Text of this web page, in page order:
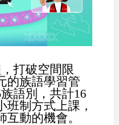
打破空間限
的族語學習管
語別，共計16
班制方式上課，
動的機會。